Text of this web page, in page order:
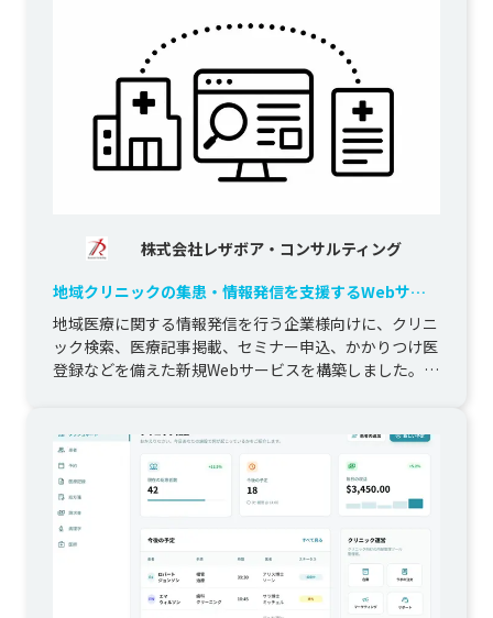
株式会社レザボア・コンサルティング
地域クリニックの集患・情報発信を支援するWebサー
ビス構築
地域医療に関する情報発信を行う企業様向けに、クリニ
ック検索、医療記事掲載、セミナー申込、かかりつけ医
登録などを備えた新規Webサービスを構築しました。